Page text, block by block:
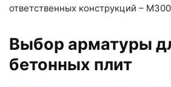
ответственных конструкций –
Выбор арматуры
бетонных плит